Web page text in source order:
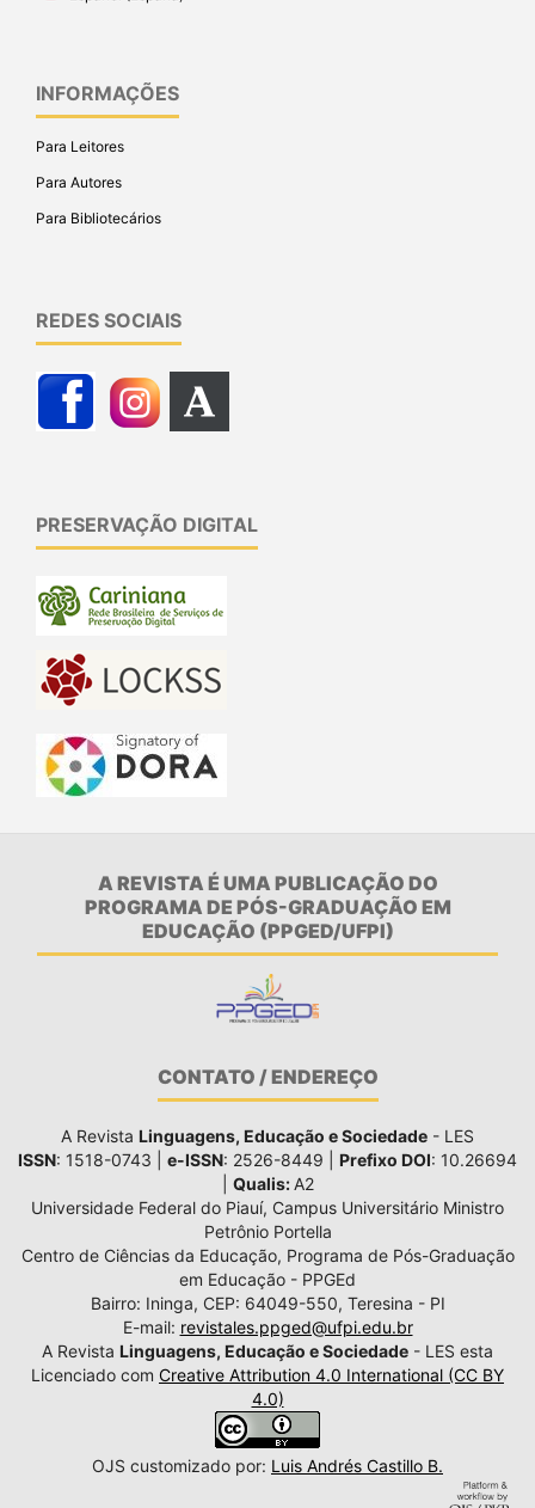
INFORMAÇÕES
Para Leitores
Para Autores
Para Bibliotecários
REDES SOCIAIS
PRESERVAÇÃO DIGITAL
A REVISTA É UMA PUBLICAÇÃO DO
PROGRAMA DE PÓS-GRADUAÇÃO EM
EDUCAÇÃO (PPGED/UFPI)
CONTATO / ENDEREÇO
A Revista Linguagens, Educação e Sociedade - LES
ISSN: 1518-0743 | e-ISSN: 2526-8449 | Prefixo DOI: 10.26694
Qualis: A2
Universidade Federal do Piauí, Campus Universitário Ministro
Petrônio Portella
Centro de Ciências da Educação, Programa de Pós-Graduação
em Educação - PPGEd
Bairro: Ininga, CEP: 64049-550, Teresina - PI
E-mail: revistales.ppged@ufpi.edu.br
A Revista Linguagens, Educação e Sociedade - LES esta
Licenciado com Creative Attribution 4.0 International (CC BY
4.0)
OJS customizado por: Luis Andrés Castillo B.